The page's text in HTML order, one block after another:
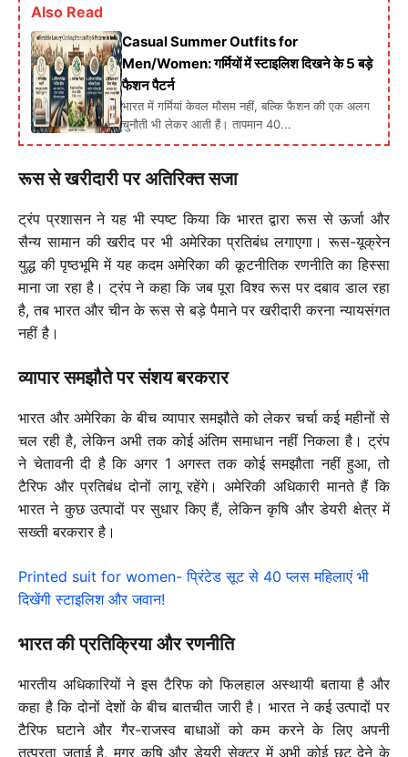
Also Read
Casual Summer Outfits for
Men/Women: गर्मियों में स्टाइलिश दिखने के 5 बड़े
फैशन पैटर्न
भारत में गर्मियां केवल मौसम नहीं, बल्कि फैशन की एक अलग
चुनौती भी लेकर आती हैं। तापमान 40...
रूस से खरीदारी पर अतिरिक्त सजा
ट्रंप प्रशासन ने यह भी स्पष्ट किया कि भारत द्वारा रूस से ऊर्जा और
सैन्य सामान की खरीद पर भी अमेरिका प्रतिबंध लगाएगा। रूस-यूक्रेन
युद्ध की पृष्ठभूमि में यह कदम अमेरिका की कूटनीतिक रणनीति का हिस्सा
माना जा रहा है। ट्रंप ने कहा कि जब पूरा विश्व रूस पर दबाव डाल रहा
है, तब भारत और चीन के रूस से बड़े पैमाने पर खरीदारी करना न्यायसंगत
नहीं है।
व्यापार समझौते पर संशय बरकरार
भारत और अमेरिका के बीच व्यापार समझौते को लेकर चर्चा कई महीनों से
चल रही है, लेकिन अभी तक कोई अंतिम समाधान नहीं निकला है। ट्रंप
ने चेतावनी दी है कि अगर 1 अगस्त तक कोई समझौता नहीं हुआ, तो
टैरिफ और प्रतिबंध दोनों लागू रहेंगे। अमेरिकी अधिकारी मानते हैं कि
भारत ने कुछ उत्पादों पर सुधार किए हैं, लेकिन कृषि और डेयरी क्षेत्र में
सख्ती बरकरार है।
Printed suit for women- प्रिंटेड सूट से 40 प्लस महिलाएं भी
दिखेंगी स्टाइलिश और जवान!
भारत की प्रतिक्रिया और रणनीति
भारतीय अधिकारियों ने इस टैरिफ को फिलहाल अस्थायी बताया है और
कहा है कि दोनों देशों के बीच बातचीत जारी है। भारत ने कई उत्पादों पर
टैरिफ घटाने और गैर-राजस्व बाधाओं को कम करने के लिए अपनी
तत्परता जताई है, मगर कृषि और डेयरी सेक्टर में अभी कोई छूट देने के